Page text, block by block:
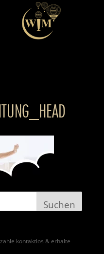
kontaktlos & erhalte